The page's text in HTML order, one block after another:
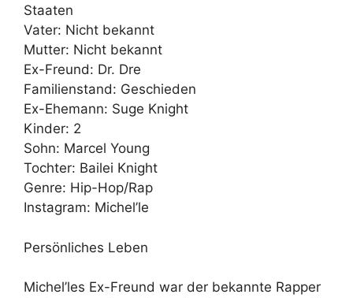
Staaten
Vater: Nicht bekannt
Mutter: Nicht bekannt
Ex-Freund: Dr. Dre
Familienstand: Geschieden
Ex-Ehemann: Suge Knight
Kinder: 2
Sohn: Marcel Young
Tochter: Bailei Knight
Genre: Hip-Hop/Rap
Instagram: Michel’le
Persönliches Leben
Michel’les Ex-Freund war der bekannte Rapper